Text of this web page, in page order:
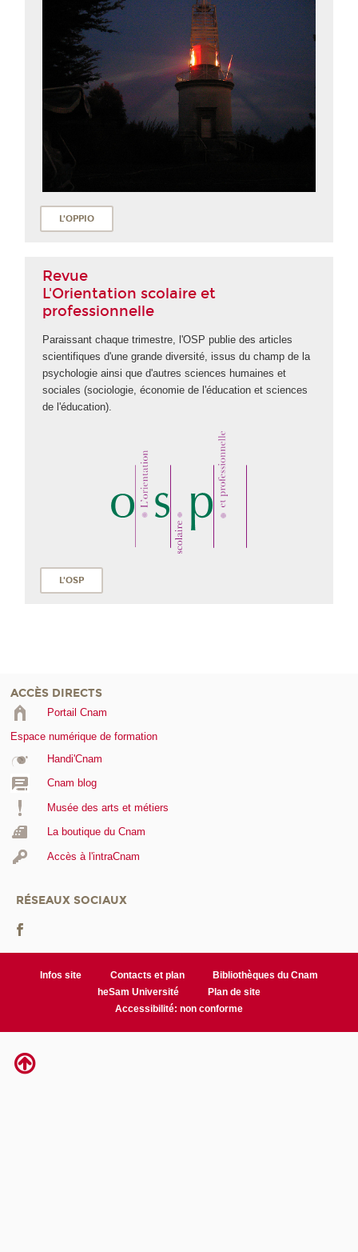
L'OPPIO
Revue
L'Orientation scolaire et
professionnelle
Paraissant chaque trimestre, l'OSP publie des articles
scientifiques d'une grande diversité, issus du champ de la
psychologie ainsi que d'autres sciences humaines et
sociales (sociologie, économie de l'éducation et sciences
de l'éducation).
L'OSP
ACCÈS DIRECTS
Portail Cnam
Espace numérique de formation
Handi'Cnam
Cnam blog
Musée des arts et métiers
La boutique du Cnam
Accès à l'intraCnam
RÉSEAUX SOCIAUX
Infos site Contacts et plan
Bibliothèques du Cnam
heSam Université
Plan de site
Accessibilité: non conforme